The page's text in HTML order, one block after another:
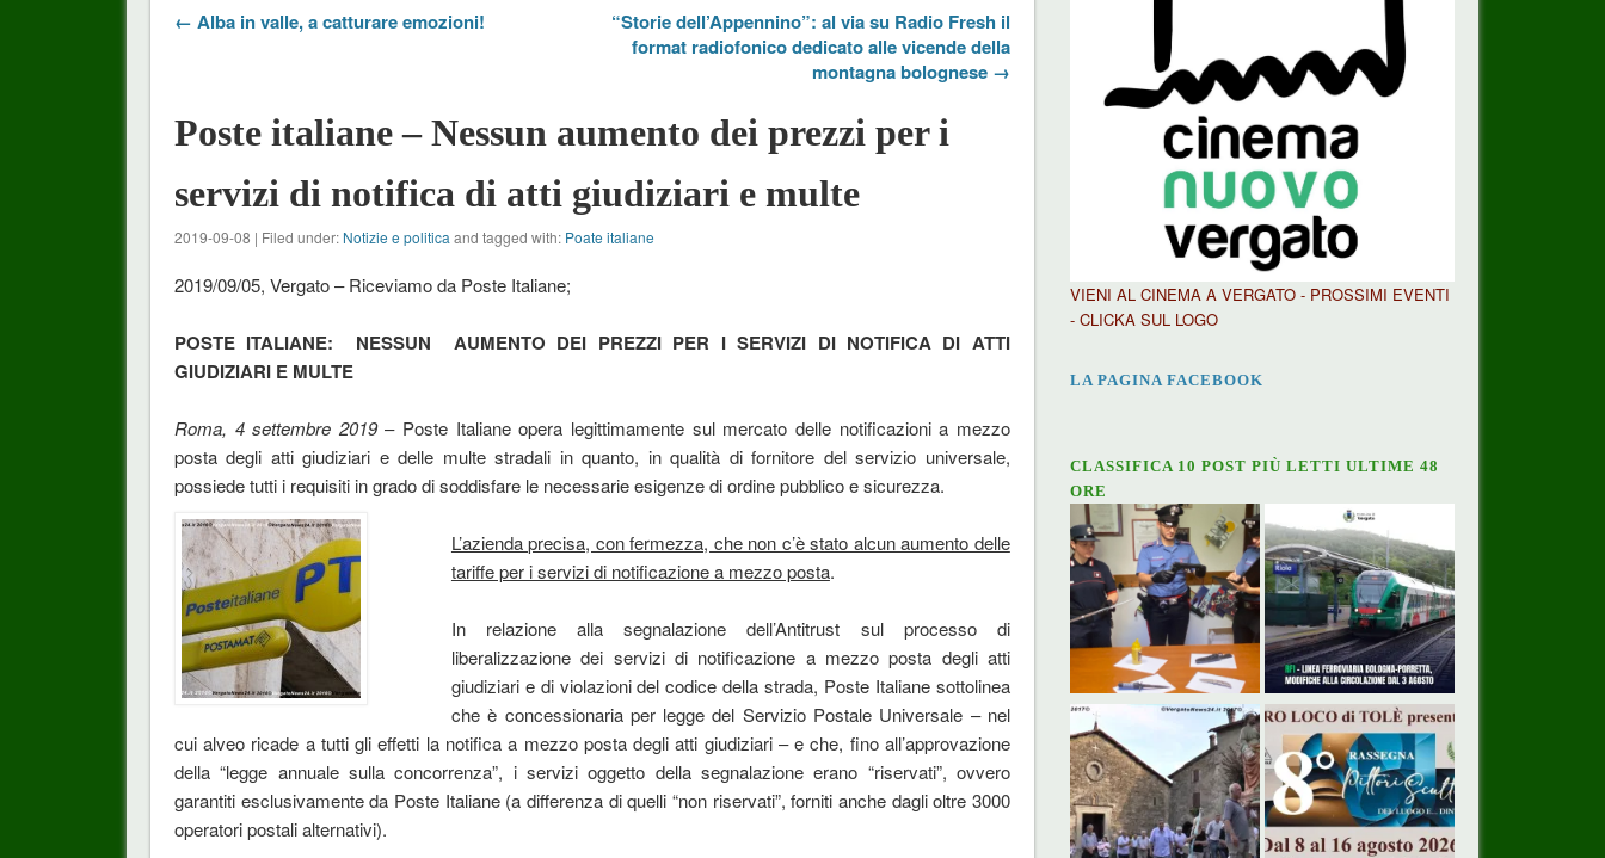
← Alba in valle, a catturare emozioni!
“Storie dell’Appennino”: al via su Radio Fresh il
format radiofonico dedicato alle vicende della
montagna bolognese →
Poste italiane – Nessun aumento dei prezzi per i
servizi di notifica di atti giudiziari e multe
2019-09-08 | Filed under: Notizie e politica and tagged with: Poate italiane
2019/09/05, Vergato – Riceviamo da Poste Italiane;
POSTE ITALIANE: NESSUN AUMENTO DEI PREZZI PER I SERVIZI DI NOTIFICA DI ATTI
GIUDIZIARI E MULTE
Roma, 4 settembre 2019– Poste Italiane opera legittimamente sul mercato delle notificazioni a mezzo
posta degli atti giudiziari e delle multe stradali in quanto, in qualità di fornitore del servizio universale,
possiede tutti i requisiti in grado di soddisfare le necessarie esigenze di ordine pubblico e sicurezza.
L’azienda precisa, con fermezza, che non c’è stato alcun aumento delle
tariffe per i servizi di notificazione a mezzo posta.
In relazione alla segnalazione dell’Antitrust sul processo di
liberalizzazione dei servizi di notificazione a mezzo posta degli atti
giudiziari e di violazioni del codice della strada, Poste Italiane sottolinea
che è concessionaria per legge del Servizio Postale Universale – nel
cui alveo ricade a tutti gli effetti la notifica a mezzo posta degli atti giudiziari – e che, fino all’approvazione
della “legge annuale sulla concorrenza”, i servizi oggetto della segnalazione erano “riservati”, ovvero
garantiti esclusivamente da Poste Italiane (a differenza di quelli “non riservati”, forniti anche dagli oltre 3000
operatori postali alternativi).
VIENI AL CINEMA A VERGATO - PROSSIMI EVENTI
- CLICKA SUL LOGO
LA PAGINA FACEBOOK
CLASSIFICA 10 POST PIÙ LETTI ULTIME 48
ORE